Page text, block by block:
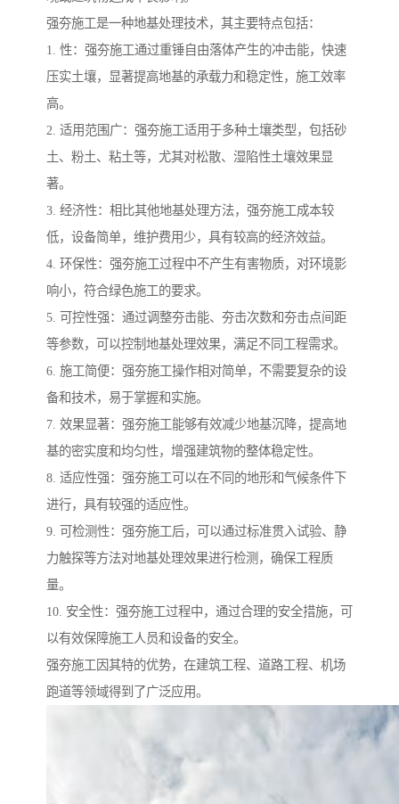
强夯施工是一种地基处理技术，其主要特点包括：
1. 性：强夯施工通过重锤自由落体产生的冲击能，快速
压实土壤，显著提高地基的承载力和稳定性，施工效率
高。
2. 适用范围广：强夯施工适用于多种土壤类型，包括砂
土、粉土、粘土等，尤其对松散、湿陷性土壤效果显
著。
3. 经济性：相比其他地基处理方法，强夯施工成本较
低，设备简单，维护费用少，具有较高的经济效益。
4. 环保性：强夯施工过程中不产生有害物质，对环境影
响小，符合绿色施工的要求。
5. 可控性强：通过调整夯击能、夯击次数和夯击点间距
等参数，可以控制地基处理效果，满足不同工程需求。
6. 施工简便：强夯施工操作相对简单，不需要复杂的设
备和技术，易于掌握和实施。
7. 效果显著：强夯施工能够有效减少地基沉降，提高地
基的密实度和均匀性，增强建筑物的整体稳定性。
8. 适应性强：强夯施工可以在不同的地形和气候条件下
进行，具有较强的适应性。
9. 可检测性：强夯施工后，可以通过标准贯入试验、静
力触探等方法对地基处理效果进行检测，确保工程质
量。
10. 安全性：强夯施工过程中，通过合理的安全措施，可
以有效保障施工人员和设备的安全。
强夯施工因其特的优势，在建筑工程、道路工程、机场
跑道等领域得到了广泛应用。